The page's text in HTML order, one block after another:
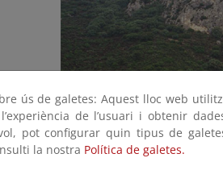
Matorrales arborescentes de Juniperus
Matorrales arborescentes con Ziziphus
Matorrales ombrófilos arborescentes
ús de galetes: Aquest lloc web
de l’usuari i obtenir
pot configurar quin tipus de
la nostra Política de galetes.